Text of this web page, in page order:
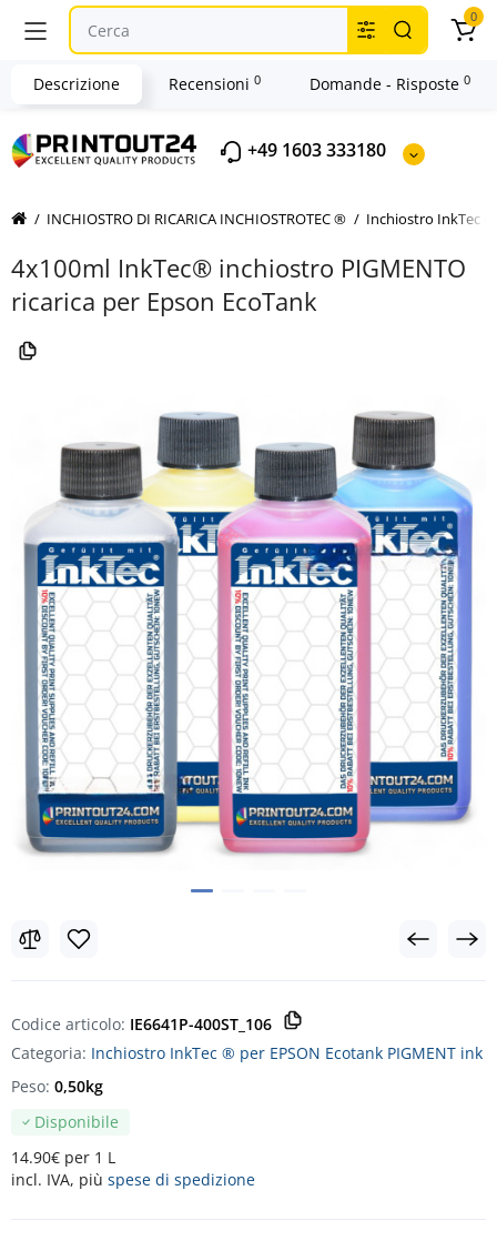
+49 1603 333180
0
INCHIOSTRO DI RICARICA INCHIOSTROTEC ® Inchiostro InkTec ®
4x100ml InkTec® inchiostro PIGMENTO
ricarica per Epson EcoTank
Codice articolo: IE6641P-400ST_106
Categoria: Inchiostro InkTec ® per EPSON Ecotank PIGMENT ink
Disponibile
14.90€ per 1 L
incl. IVA, più spese di spedizione
Peso: 0,50kg
Descrizione Recensioni 0 Domande - Risposte 0